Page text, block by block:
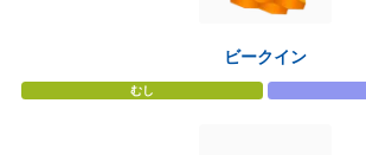
ビークイン
むし